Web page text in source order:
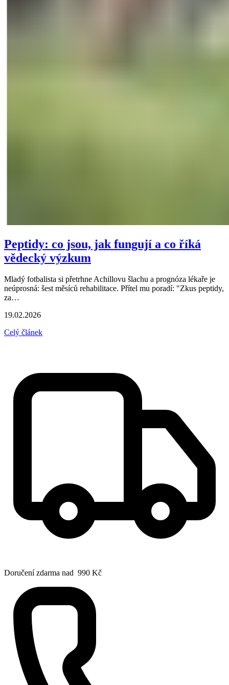
Peptidy: co jsou, jak fungují a co říká
vědecký výzkum
Mladý fotbalista si přetrhne Achillovu šlachu a prognóza lékaře je
neúprosná: šest měsíců rehabilitace. Přítel mu poradí: "Zkus peptidy,
za…
19.02.2026
Celý článek
Doručení zdarma nad 990 Kč